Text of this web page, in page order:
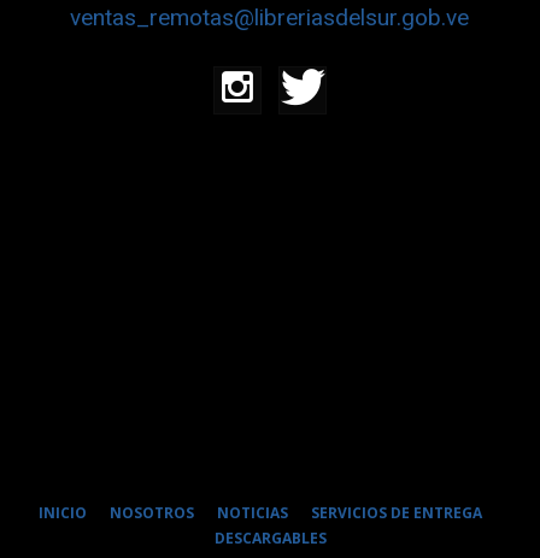
ventas_remotas@libreriasdelsur.gob.ve
INICIO NOSOTROS NOTICIAS
SERVICIOS DE ENTREGA
DESCARGABLES